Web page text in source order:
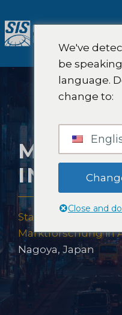
Inhalt
springen
IN
Startseite
Marktforschung in
Nagoya, Japan
We've
be
language.
change to:
Close and